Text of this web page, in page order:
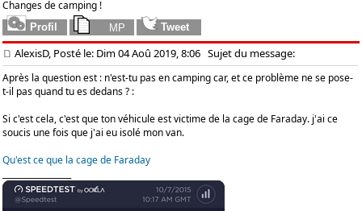
Changes de camping !
AlexisD, Posté le: Dim 04 Aoû 2019, 8:06 Sujet du message:
Après la question est : n'est-tu pas en camping car, et ce problème ne se pose-
t-il pas quand tu es dedans ? :
Si c'est cela, c'est que ton véhicule est victime de la cage de Faraday. j'ai ce
soucis une fois que j'ai eu isolé mon van.
Qu'est ce que la cage de Faraday